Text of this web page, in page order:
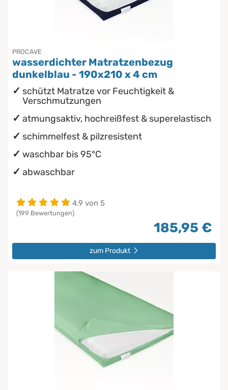
PROCAVE
wasserdichter Matratzenbezug
dunkelblau - 190x210 x 4 cm
schützt Matratze vor Feuchtigkeit &
Verschmutzungen
atmungsaktiv, hochreißfest & superelastisch
schimmelfest & pilzresistent
waschbar bis 95°C
abwaschbar
4.9 von 5
(199 Bewertungen)
185,95 €
zum Produkt
Die besten Sommerbettdecken
Die richtige Matratze kaufen